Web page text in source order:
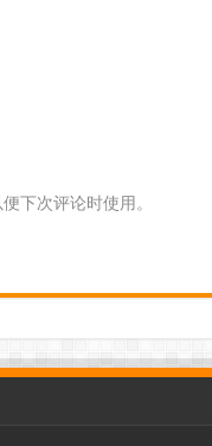
下次评论时使用。